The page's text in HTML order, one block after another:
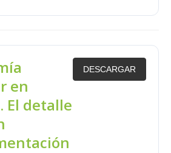
en
El detalle
DESCARGAR